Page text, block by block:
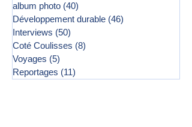
album photo (40)
Développement durable (46)
Interviews (50)
Coté Coulisses (8)
Voyages (5)
Reportages (11)